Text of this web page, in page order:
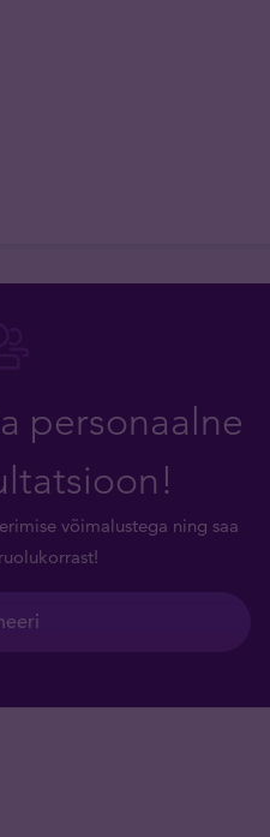
personaalne
võimalustega ning saa